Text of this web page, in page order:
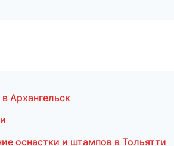
Архангельск
оснастки и штампов в Тольятти